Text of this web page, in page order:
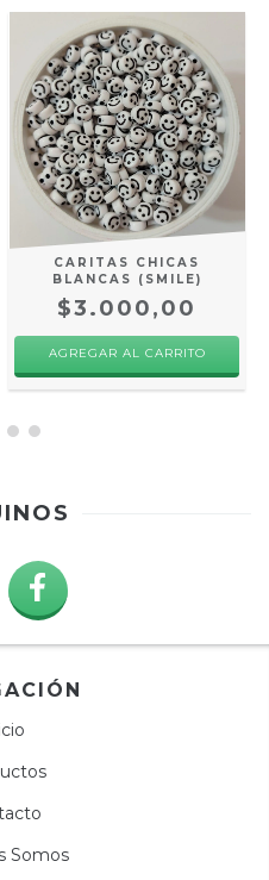
CARITAS CHICAS
BLANCAS (SMILE)
$3.000,00
AGREGAR AL CARRITO
Somos